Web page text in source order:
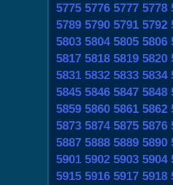
5775 5776 5777 5778
5789 5790 5791 5792
5803 5804 5805 5806
5817 5818 5819 5820
5831 5832 5833 5834
5845 5846 5847 5848
5859 5860 5861 5862
5873 5874 5875 5876
5887 5888 5889 5890
5901 5902 5903 5904
5915 5916 5917 5918